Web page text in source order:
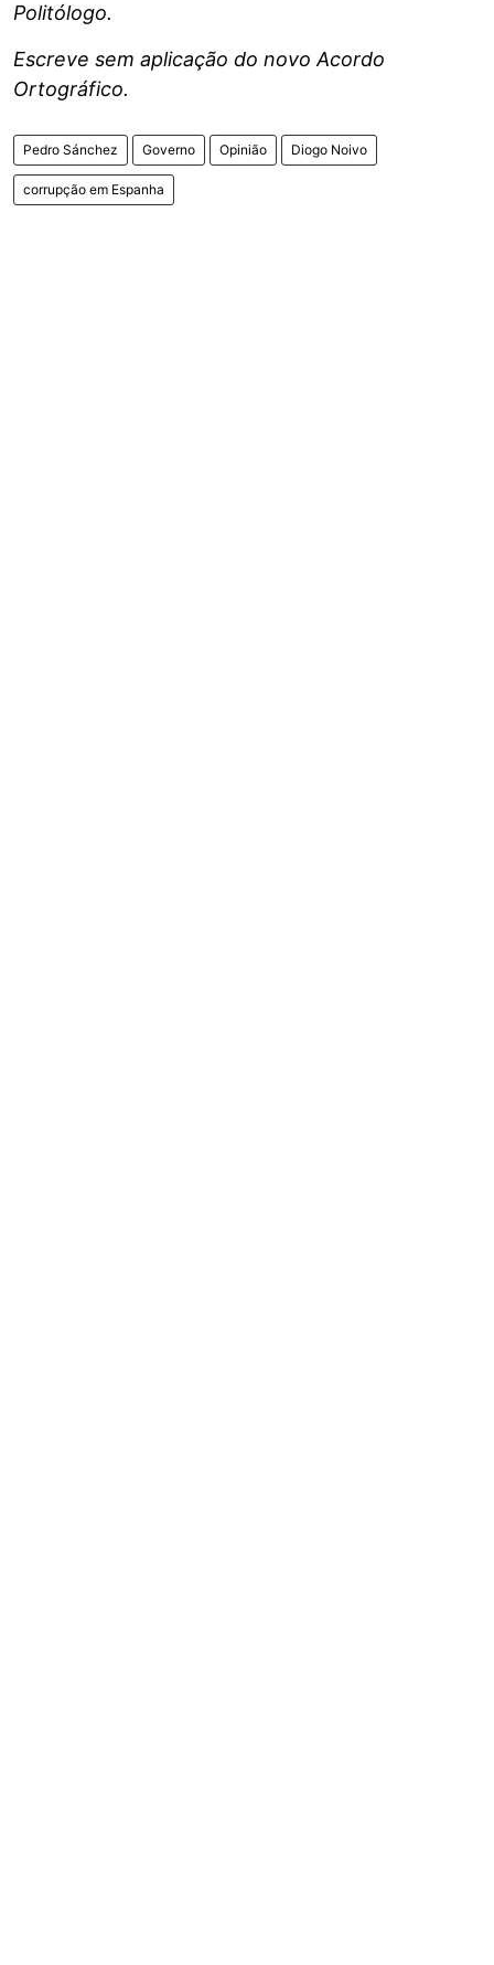
Politólogo.
Escreve sem aplicação do novo Acordo
Ortográfico.
Pedro Sánchez Governo Opinião Diogo Noivo
corrupção em Espanha